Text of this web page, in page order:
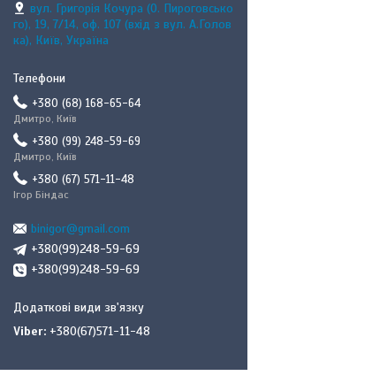
вул. Григорія Кочура (О. Пироговсько
го), 19, 7/14, оф. 107 (вхід з вул. А.Голов
ка), Київ, Україна
+380 (68) 168-65-64
Дмитро, Київ
+380 (99) 248-59-69
Дмитро, Київ
+380 (67) 571-11-48
Ігор Біндас
binigor@gmail.com
+380(99)248-59-69
+380(99)248-59-69
Viber +380(67)571-11-48